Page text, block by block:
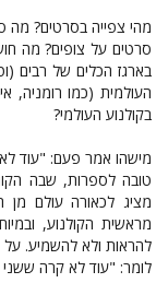
מהי צפייה בסרטים? מה
סרטים על צופים? מה
בארגז הכלים של רבים
העולמית (כמו רומניה,
בקולנוע העולמי?
מישהו אמר פעם: "עוד לא
טובה לספרות, שבה
מציג לכאורה עולם מן
מראשית הקולנוע,
להראות ולא להשמיע.
לומר: "עוד לא קרה ששני